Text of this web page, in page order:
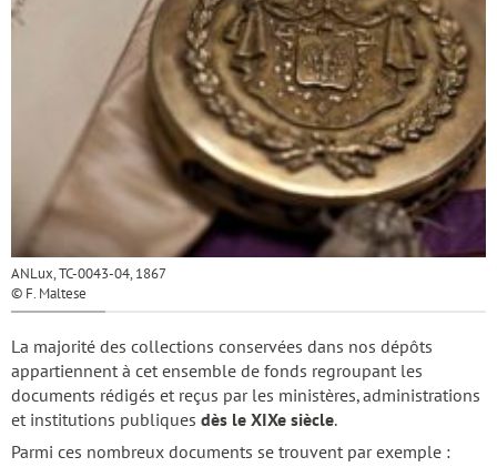
ANLux, TC-0043-04, 1867
© F. Maltese
La majorité des collections conservées dans nos dépôts
appartiennent à cet ensemble de fonds regroupant les
documents rédigés et reçus par les ministères, administrations
et institutions publiques dès le XIXe siècle.
Parmi ces nombreux documents se trouvent par exemple :